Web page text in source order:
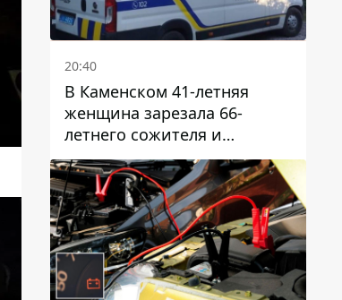
20:40
В Каменском 41-летняя
женщина зарезала 66-
летнего сожителя и
пыталась обмануть
полицейских